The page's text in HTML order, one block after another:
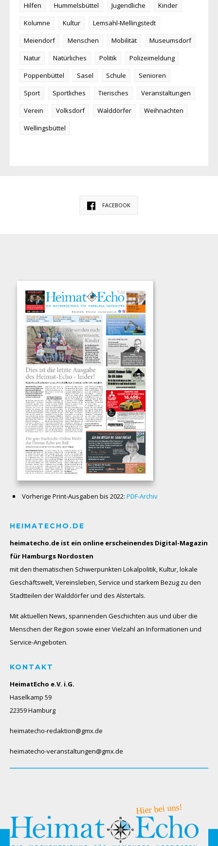
Hilfen
Hummelsbüttel Jugendliche
Kinder
Kolumne
Kultur
Lemsahl-Mellingstedt
Meiendorf
Menschen Mobilität
Museumsdorf
Natur
Natürliches Politik
Polizeimeldung
Poppenbüttel
Sasel Schule
Senioren
Sport
Sportliches Tierisches
Veranstaltungen
Verein
Volksdorf Walddörfer
Weihnachten
Wellingsbüttel
FACEBOOK
Vorherige Print-Ausgaben bis 2022: PDF-Archiv
HEIMATECHO.DE
heimatecho.de ist ein online erscheinendes Digital-Magazin
für Hamburgs Nordosten
mit den thematischen Schwerpunkten Lokalpolitik, Kultur, lokale
Geschäftswelt, Vereinsleben, Service und starkem Bezug zu den
Stadtteilen der Walddörfer und des Alstertals.
Mit aktuellen News, spannenden Geschichten aus und über die
Menschen der Region sowie einer Vielzahl an Informationen und
Service-Angeboten.
KONTAKT
HeimatEcho e.V. i.G.
Haselkamp 59
22359 Hamburg
heimatecho-redaktion@gmx.de
heimatecho-veranstaltungen@gmx.de